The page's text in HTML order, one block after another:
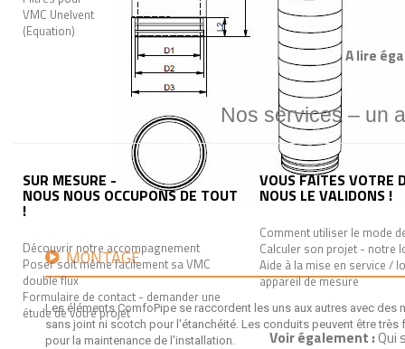
VMC Unelvent
(Equation)
A lire
Nos services – un
SUR MESURE -
NOUS NOUS OCCUPONS DE TOUT
!
Découvrir notre accompagnement
Poser soit même facilement sa VMC
double flux
Formulaire de contact - demander une
étude de votre projet
VOUS FAITES VOTRE
NOUS LE VALIDONS !
Comment utiliser le mode
Calculer son projet - notre
Aide à la mise en service /
appareil de mesure
Voir également :Qui
MONTAGE
Les éléments ComfoPipe se raccordent les uns aux autres avec
sans joint ni scotch pour l'étanchéité. Les conduits peuvent être
pour la maintenance de l'installation.